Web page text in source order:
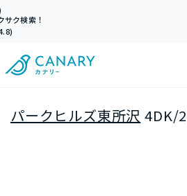
サク検索！
パークヒルズ東所沢 4DK/